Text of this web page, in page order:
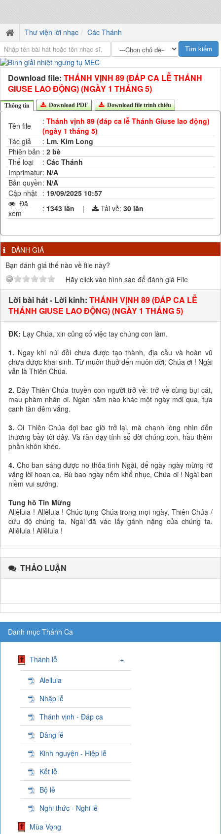
Thư viện lời nhạc Các Thánh
Download file: THÁNH VỊNH 89 (ĐÁP CA LỄ THÁNH
GIUSE LAO ĐỘNG) (NGÀY 1 THÁNG 5)
Thông tin Download PDF Download file trình chiếu
Tên file : Thánh vịnh 89 (đáp ca lễ Thánh Giuse lao động)
(ngày 1 tháng 5)
Tác giả
: Lm. Kim Long
Phiên bản : 2 bè
Thể loại
: Các Thánh
Imprimatur: N/A
Bản quyền: N/A
Cập nhật : 19/09/2025 10:57
Đã
xem
: 1343 lần | Tải về: 30 lần
ĐÁNH GIÁ
Bạn đánh giá thế nào về file này?
Hãy click vào hình sao để đánh giá File
Lời bài hát - Lời kinh: THÁNH VỊNH 89 (ĐÁP CA LỄ
THÁNH GIUSE LAO ĐỘNG) (NGÀY 1 THÁNG 5)
ĐK: Lạy Chúa, xin củng cố việc tay chúng con làm.
1. Ngay khi núi đồi chưa được tạo thành, địa cầu và hoàn vũ
chưa được khai sinh. Từ muôn thuở đến muôn đời, Chúa ơi ! Ngài
vẫn là Thiên Chúa.
2. Đây Thiên Chúa truyền con người trở về: trở về cùng bụi cát,
mau phàm nhân ơi. Ngàn năm nào khác một ngày mới qua, tựa
canh tàn đêm vắng.
3. Ôi Thiên Chúa đợi bao giờ trở lại, mà chạnh lòng nhìn đến
thương bầy tôi đây. Và răn dạy tính sổ đời chúng con, hầu thêm
phần khôn khéo.
4. Cho ban sáng được no thỏa tình Ngài, để ngày ngày mừng rỡ
vâng lời hoan ca. Bù bao ngày nếm khổ nhục, Chúa ơi ! Ngài ban
niềm vui sướng.
Tung hô Tin Mừng
Allêluia ! Allêluia ! Chúc tụng Chúa trong mọi ngày, Thiên Chúa /
cứu độ chúng ta, Ngài đã vác lấy gánh nặng của chúng ta.
Allêluia ! Allêluia !
THẢO LUẬN
Danh mục Thánh Ca
Thánh lễ +
Alelluia
Nhập lễ
Thánh vịnh - Đáp ca
Dâng lễ
Kinh nguyện - Hiệp lễ
Kết lễ
Bộ lễ
Nghi thức - Nghi lễ
Mùa Vọng